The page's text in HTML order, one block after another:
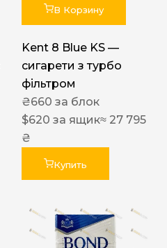
В Корзину
Kent 8 Blue KS —
сигарети з турбо
фільтром
₴660 за блок
$620 за ящик≈ 27 795
₴
Купить